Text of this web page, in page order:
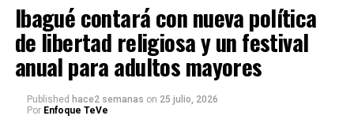
Ibagué contará con nueva política
de libertad religiosa y un festival
anual para adultos mayores
Published hace2 semanas on 25 julio, 2026
Por Enfoque TeVe